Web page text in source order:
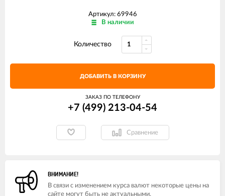
Артикул: 69946
В наличии
Количество
ДОБАВИТЬ В КОРЗИНУ
ЗАКАЗ ПО ТЕЛЕФОНУ
+7 (499) 213-04-54​
Сравнение
ВНИМАНИЕ!
В связи с изменением курса валют некоторые цены на
сайте могут быть не актуальными.